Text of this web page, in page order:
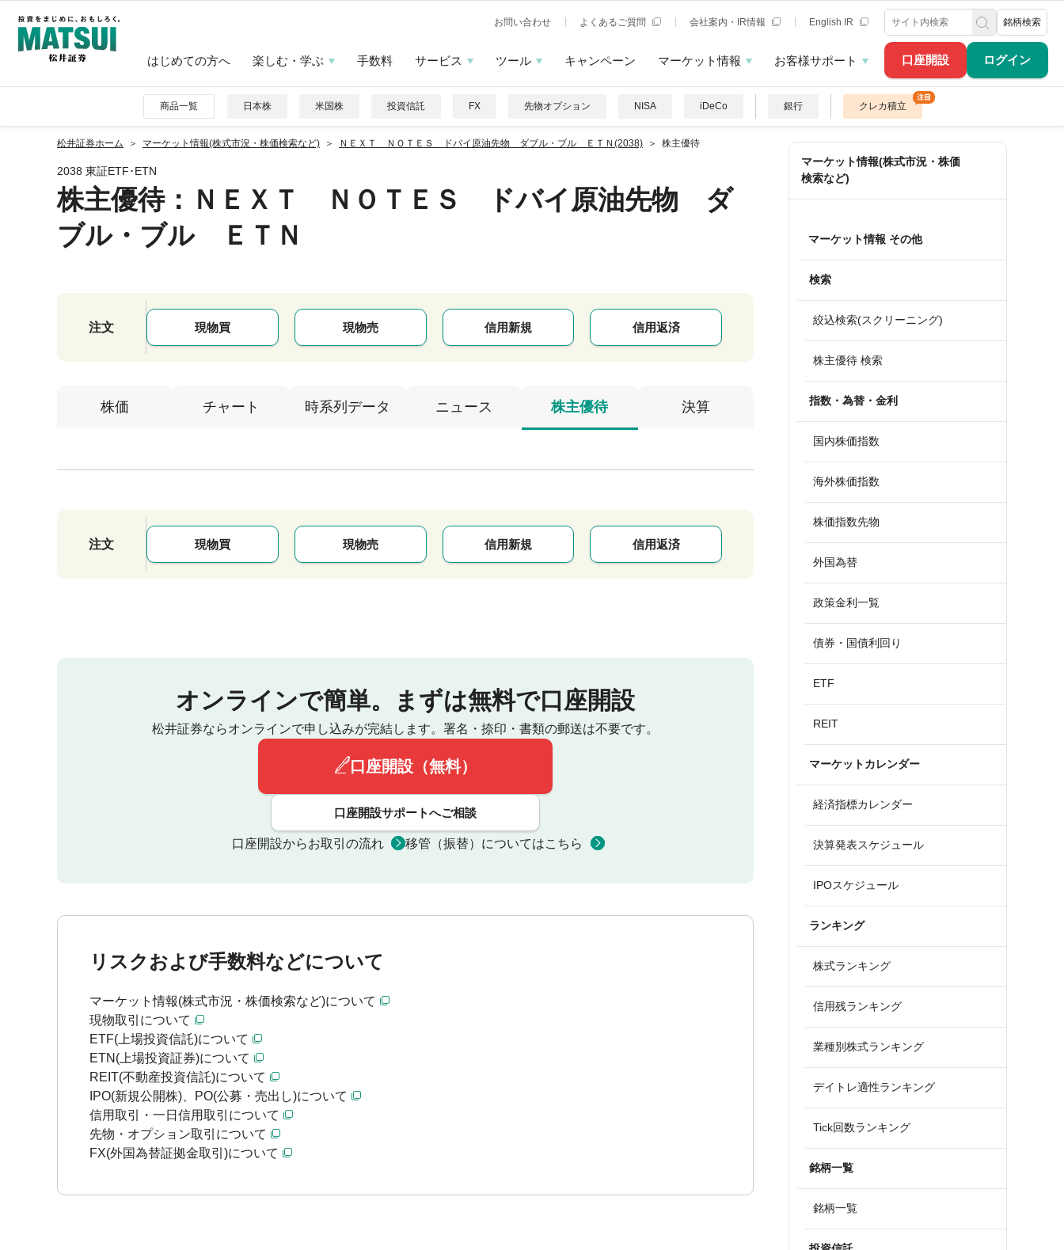
口座開設 ログイン
お問い合わせ よくあるご質問 会社案内・IR情報 English IR 銘柄検索
はじめての方へ 楽しむ・学ぶ 手数料 サービス ツール キャンペーン マーケット情報 お客様サポート
商品一覧 日本株 米国株 投資信託 FX 先物オプション NISA iDeCo 銀行 クレカ積立
松井証券ホーム マーケット情報(株式市況・株価検索など) ＮＥＸＴ ＮＯＴＥＳ ドバイ原油先物 ダブル・ブル ＥＴＮ(2038) 株主優待
2038 東証ETF･ETN
株主優待：ＮＥＸＴ ＮＯＴＥＳ ドバイ原油先物 ダ
ブル・ブル ＥＴＮ
注文 現物買 現物売 信用新規 信用返済
株価 チャート 時系列データ ニュース 株主優待 決算
注文 現物買 現物売 信用新規 信用返済
オンラインで簡単。 まずは無料で口座開設
松井証券ならオンラインで申し込みが完結します。 署名・捺印・書類の郵送は不要です。
口座開設（無料）
口座開設サポートへご相談
口座開設からお取引の流れ 移管（振替）についてはこちら
リスクおよび手数料などについて
マーケット情報(株式市況・株価検索など)について
現物取引について
ETF(上場投資信託)について
ETN(上場投資証券)について
REIT(不動産投資信託)について
IPO(新規公開株)、PO(公募・売出し)について
信用取引・一日信用取引について
先物・オプション取引について
FX(外国為替証拠金取引)について
マーケット情報(株式市況・株価
検索など)
マーケット情報 その他
検索
絞込検索(スクリーニング)
株主優待 検索
指数・為替・金利
国内株価指数
海外株価指数
株価指数先物
外国為替
政策金利一覧
債券・国債利回り
ETF
REIT
マーケットカレンダー
経済指標カレンダー
決算発表スケジュール
IPOスケジュール
ランキング
株式ランキング
信用残ランキング
業種別株式ランキング
デイトレ適性ランキング
Tick回数ランキング
銘柄一覧
銘柄一覧